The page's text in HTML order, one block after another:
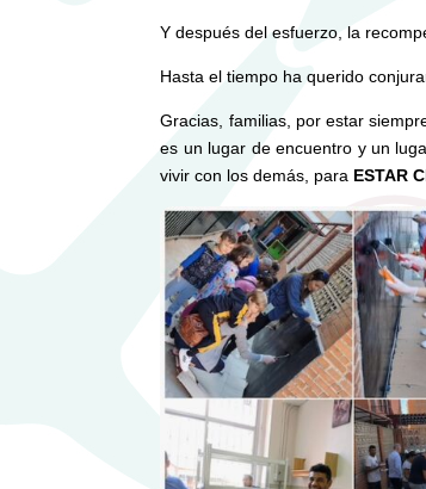
Y después del esfuerzo, la
Hasta el tiempo ha querido
Gracias, familias, por estar
es un lugar de encuentro y un
vivir con los demás, para ESTAR